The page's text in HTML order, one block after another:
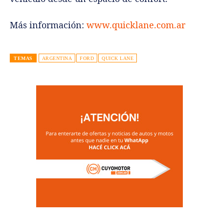
Más información: www.quicklane.com.ar
TEMAS ARGENTINA FORD QUICK LANE